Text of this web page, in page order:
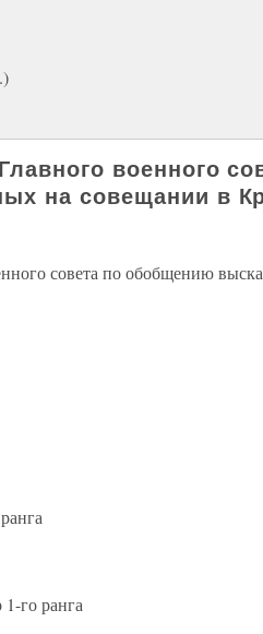
военного
на совещании в
совета по обобщению
го ранга